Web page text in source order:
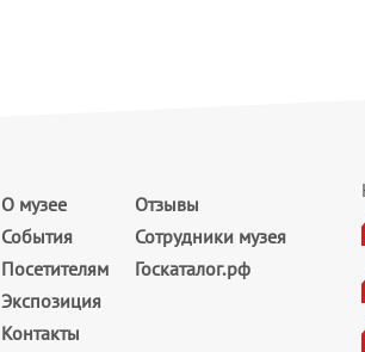
О музее
События
Посетителям
Экспозиция
Контакты
Отзывы
Сотрудники музея
Госкаталог.рф